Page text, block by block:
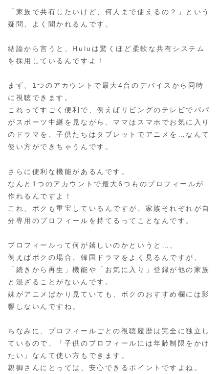
「家族で共有したいけど、何人まで使えるの？」という
疑問、よく聞かれるんです。
結論から言うと、Huluは驚くほど柔軟な共有システム
を採用しているんですよ！
まず、1つのアカウントで最大4台のデバイスから同時
に視聴できます。
これってすごく便利で、例えばリビングのテレビでパパ
がスポーツ中継を見ながら、ママはスマホでお気に入り
のドラマを、子供たちはタブレットでアニメを…なんて
使い方ができちゃうんです。
さらに便利な機能があるんです。
なんと1つのアカウントで最大6つものプロフィールが
作れるんですよ！
これ、ボクも重宝しているんですが、家族それぞれが自
分専用のプロフィールを持てるってことなんです。
プロフィールって何が嬉しいのかというと…、
例えばボクの場合、韓国ドラマをよく見るんですが、
「続きから再生」機能や「お気に入り」登録が他の家族
と混ざることがないんです。
妹がアニメばかり見ていても、ボクのおすすめ欄には影
響しないんですね。
ちなみに、プロフィールごとの視聴履歴は完全に独立し
ているので、「子供のプロフィールには年齢制限をかけ
たい」なんて使い方もできます。
親御さんにとっては、安心できるポイントですよね。